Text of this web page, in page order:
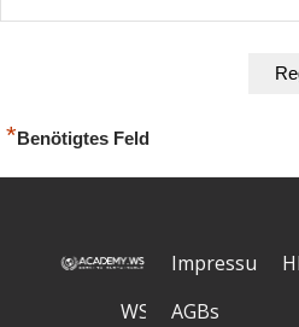
*Benötigtes Feld
WS
Impressum
AGBs